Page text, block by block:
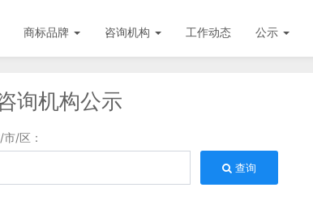
商标品牌 咨询机构 工作动态 公示
询机构公示
/区：
查询